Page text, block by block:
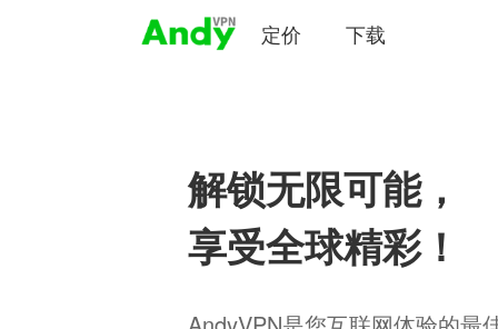
定价 下载
解锁无限可能，
享受全球精彩！